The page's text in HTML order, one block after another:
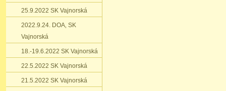
25.9.2022 SK Vajnorská
2022.9.24. DOA‚ SK
Vajnorská
18.-19.6.2022 SK Vajnorská
22.5.2022 SK Vajnorská
21.5.2022 SK Vajnorská